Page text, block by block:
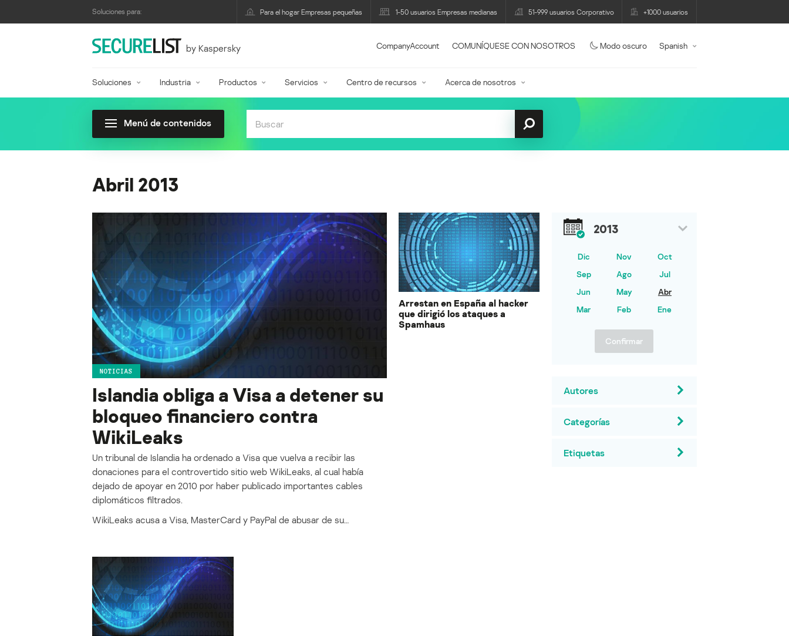
Soluciones para: Para el hogar Empresas pequeñas 1-50 usuarios Empresas medianas 51-999 usuarios Corporativo +1000 usuarios
by Kaspersky CompanyAccount COMUNÍQUESE CON NOSOTROS Modo oscuro Spanish
Soluciones Industria Productos Servicios Centro de recursos Acerca de nosotros
Menú de contenidos
Abril 2013
NOTICIAS
Islandia obliga a Visa a detener su
bloqueo financiero contra
WikiLeaks
Un tribunal de Islandia ha ordenado a Visa que vuelva a recibir las
donaciones para el controvertido sitio web WikiLeaks, al cual había
dejado de apoyar en 2010 por haber publicado importantes cables
diplomáticos filtrados.
WikiLeaks acusa a Visa, MasterCard y PayPal de abusar de su…
Arrestan en España al hacker
que dirigió los ataques a
Spamhaus
2013
Dic Nov
Oct
Sep
Ago
Jul
Jun
May
Abr
Mar
Feb Ene
Confirmar
Autores
Categorías
Etiquetas